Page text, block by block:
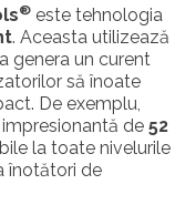
® este tehnologia
. Aceasta utilizează
genera un curent
să înoate
De exemplu,
de 52
la toate nivelurile
înotători de